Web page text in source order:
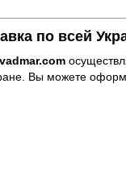
по всей
vadmar.com
Вы можете